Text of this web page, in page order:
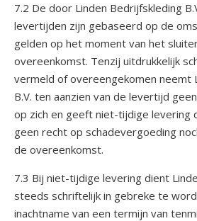
7.2 De door Linden Bedrijfskleding
levertijden zijn gebaseerd op de
gelden op het moment van het
overeenkomst. Tenzij uitdrukkelijk
vermeld of overeengekomen neemt
B.V. ten aanzien van de levertijd
op zich en geeft niet-tijdige levering
geen recht op schadevergoeding
de overeenkomst.
7.3 Bij niet-tijdige levering dient
steeds schriftelijk in gebreke te
inachtname van een termijn van